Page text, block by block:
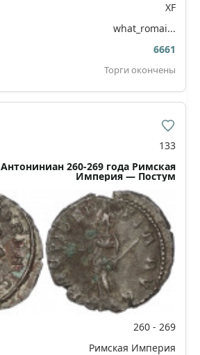
XF
what_romai...
6661
Торги окончены
133
Антониниан 260-269 года Римская
Империя — Постум
260 - 269
Римская Империя